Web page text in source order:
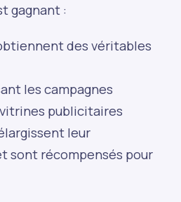
gagnant :
des véritables
les campagnes
publicitaires
leur
sont récompensés pour